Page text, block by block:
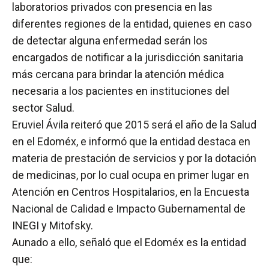
laboratorios privados con presencia en las
diferentes regiones de la entidad, quienes en caso
de detectar alguna enfermedad serán los
encargados de notificar a la jurisdicción sanitaria
más cercana para brindar la atención médica
necesaria a los pacientes en instituciones del
sector Salud.
Eruviel Ávila reiteró que 2015 será el año de la Salud
en el Edoméx, e informó que la entidad destaca en
materia de prestación de servicios y por la dotación
de medicinas, por lo cual ocupa en primer lugar en
Atención en Centros Hospitalarios, en la Encuesta
Nacional de Calidad e Impacto Gubernamental de
INEGI y Mitofsky.
Aunado a ello, señaló que el Edoméx es la entidad
que: